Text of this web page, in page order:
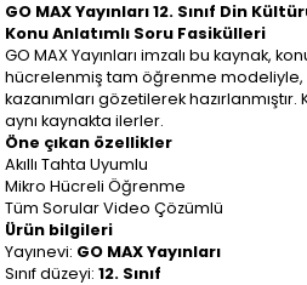
GO MAX Yayınları 12. Sınıf Din
Konu Anlatımlı Soru Fasikülleri
GO MAX Yayınları imzalı bu kaynak,
hücrelenmiş tam öğrenme modeliyle,
kazanımları gözetilerek
aynı kaynakta ilerler.
Öne çıkan özellikler
Akıllı Tahta Uyumlu
Mikro Hücreli Öğrenme
Tüm Sorular Video Çözümlü
Ürün bilgileri
Yayınevi: GO MAX Yayınları
Sınıf düzeyi:12. Sınıf